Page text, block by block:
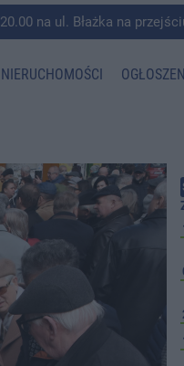
ul. Błażka na przejściu w pobliżu ul.
NIERUCHOMOŚCI